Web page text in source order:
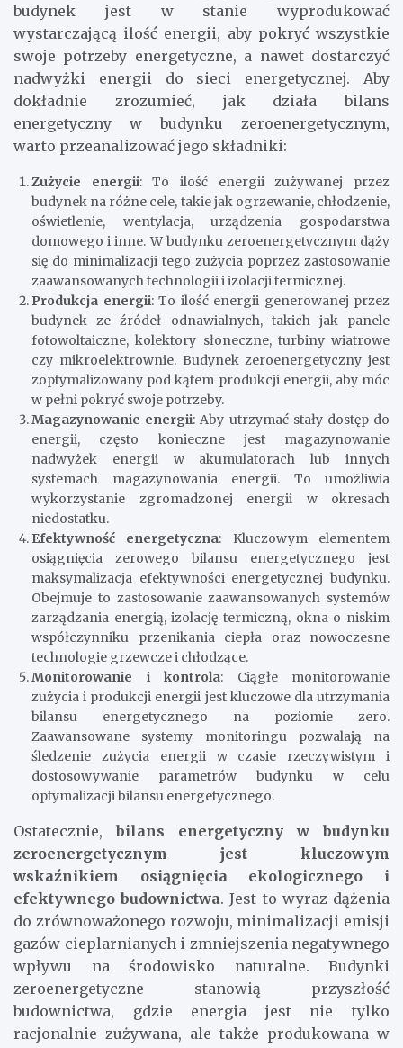
budynek jest w stanie wyprodukować
wystarczającą ilość energii, aby pokryć wszystkie
swoje potrzeby energetyczne, a nawet dostarczyć
nadwyżki energii do sieci energetycznej. Aby
dokładnie zrozumieć, jak działa bilans
energetyczny w budynku zeroenergetycznym,
warto przeanalizować jego składniki:
Zużycie energii: To ilość energii zużywanej przez
budynek na różne cele, takie jak ogrzewanie, chłodzenie,
oświetlenie, wentylacja, urządzenia gospodarstwa
domowego i inne. W budynku zeroenergetycznym dąży
się do minimalizacji tego zużycia poprzez zastosowanie
zaawansowanych technologii i izolacji termicznej.
Produkcja energii: To ilość energii generowanej przez
budynek ze źródeł odnawialnych, takich jak panele
fotowoltaiczne, kolektory słoneczne, turbiny wiatrowe
czy mikroelektrownie. Budynek zeroenergetyczny jest
zoptymalizowany pod kątem produkcji energii, aby móc
w pełni pokryć swoje potrzeby.
Magazynowanie energii: Aby utrzymać stały dostęp do
energii, często konieczne jest magazynowanie
nadwyżek energii w akumulatorach lub innych
systemach magazynowania energii. To umożliwia
wykorzystanie zgromadzonej energii w okresach
niedostatku.
Efektywność energetyczna: Kluczowym elementem
osiągnięcia zerowego bilansu energetycznego jest
maksymalizacja efektywności energetycznej budynku.
Obejmuje to zastosowanie zaawansowanych systemów
zarządzania energią, izolację termiczną, okna o niskim
współczynniku przenikania ciepła oraz nowoczesne
technologie grzewcze i chłodzące.
Monitorowanie i kontrola: Ciągłe monitorowanie
zużycia i produkcji energii jest kluczowe dla utrzymania
bilansu energetycznego na poziomie zero.
Zaawansowane systemy monitoringu pozwalają na
śledzenie zużycia energii w czasie rzeczywistym i
dostosowywanie parametrów budynku w celu
optymalizacji bilansu energetycznego.
Ostatecznie, bilans energetyczny w budynku
zeroenergetycznym jest kluczowym
wskaźnikiem osiągnięcia ekologicznego i
efektywnego budownictwa. Jest to wyraz dążenia
do zrównoważonego rozwoju, minimalizacji emisji
gazów cieplarnianych i zmniejszenia negatywnego
wpływu na środowisko naturalne. Budynki
zeroenergetyczne stanowią przyszłość
budownictwa, gdzie energia jest nie tylko
racjonalnie zużywana, ale także produkowana w